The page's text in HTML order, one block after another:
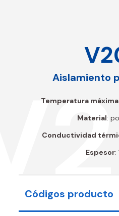
Aislamiento
Temperatura
Material:
Conductividad
Espesor:
Códigos producto